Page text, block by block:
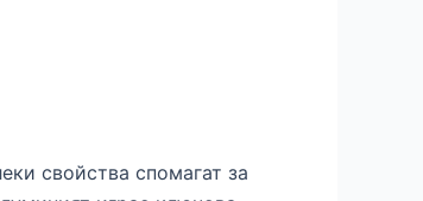
свойства спомагат за